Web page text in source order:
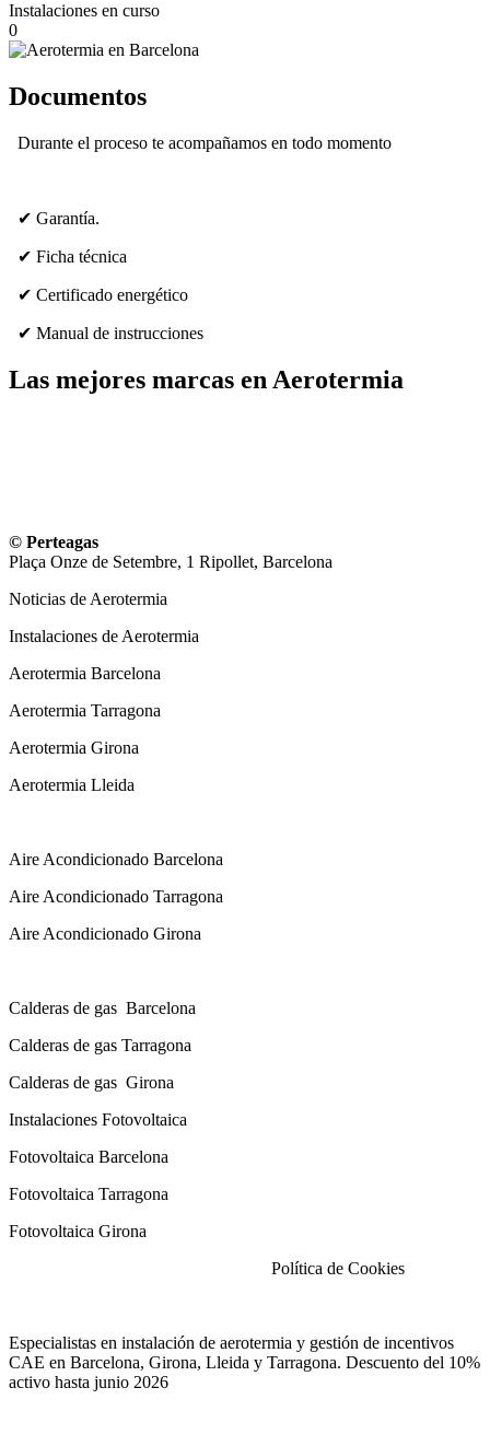
Instalaciones en curso
0
Documentos
Durante el proceso te acompañamos en todo momento
✔ Garantía.
✔ Ficha técnica
✔ Certificado energético
✔ Manual de instrucciones
Las mejores marcas en Aerotermia
© Perteagas
Plaça Onze de Setembre, 1 Ripollet, Barcelona
Noticias de Aerotermia
Instalaciones de Aerotermia
Aerotermia Barcelona
Aerotermia Tarragona
Aerotermia Girona
Aerotermia Lleida
Aire Acondicionado Barcelona
Aire Acondicionado Tarragona
Aire Acondicionado Girona
Calderas de gas Barcelona
Calderas de gas Tarragona
Calderas de gas Girona
Instalaciones Fotovoltaica
Fotovoltaica Barcelona
Fotovoltaica Tarragona
Fotovoltaica Girona
Política de Cookies
Especialistas en instalación de aerotermia y gestión de incentivos
CAE en Barcelona, Girona, Lleida y Tarragona. Descuento del 10%
activo hasta junio 2026